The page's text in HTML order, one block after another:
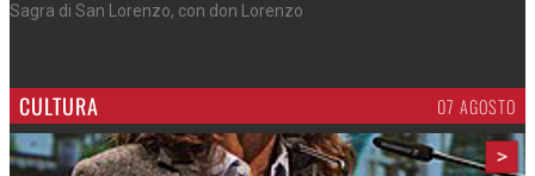
Cosa fare questi giorni nel Cremasco
CULTURA 07 AGOSTO
>